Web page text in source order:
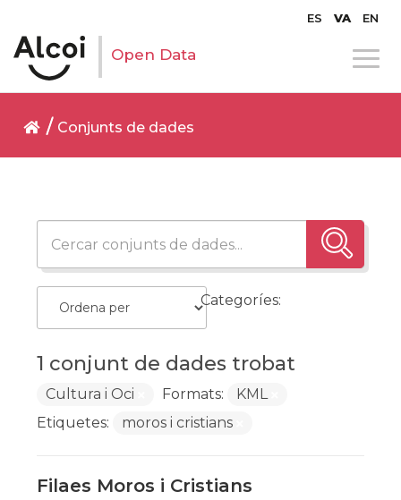
ES VA EN
Open Data
Conjunts de dades
1 conjunt de dades trobat
Categoríes:
Cultura i Oci Formats:
KML
Etiquetes:
moros i cristians
Filaes Moros i Cristians